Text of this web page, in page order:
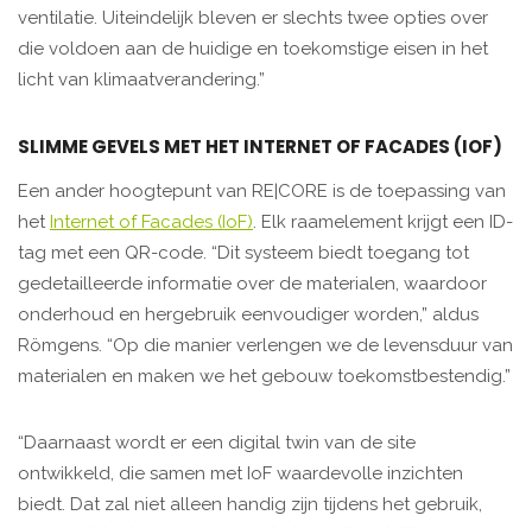
ventilatie. Uiteindelijk bleven er slechts twee opties over
die voldoen aan de huidige en toekomstige eisen in het
licht van klimaatverandering.”
SLIMME GEVELS MET HET INTERNET OF FACADES (IOF)
Een ander hoogtepunt van RE|CORE is de toepassing van
het Internet of Facades (IoF). Elk raamelement krijgt een ID-
tag met een QR-code. “Dit systeem biedt toegang tot
gedetailleerde informatie over de materialen, waardoor
onderhoud en hergebruik eenvoudiger worden,” aldus
Römgens. “Op die manier verlengen we de levensduur van
materialen en maken we het gebouw toekomstbestendig.”
“Daarnaast wordt er een digital twin van de site
ontwikkeld, die samen met IoF waardevolle inzichten
biedt. Dat zal niet alleen handig zijn tijdens het gebruik,